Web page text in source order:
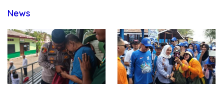
News